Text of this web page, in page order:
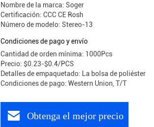
Nombre de la marca: Soger
Certificación: CCC CE Rosh
Número de modelo: Stereo-13
Condiciones de pago y envío
Cantidad de orden mínima: 1000Pcs
Precio: $0.23-$0.4/PCS
Detalles de empaquetado: La bolsa de poliéster
Condiciones de pago: Western Union, T/T
Obtenga el mejor precio